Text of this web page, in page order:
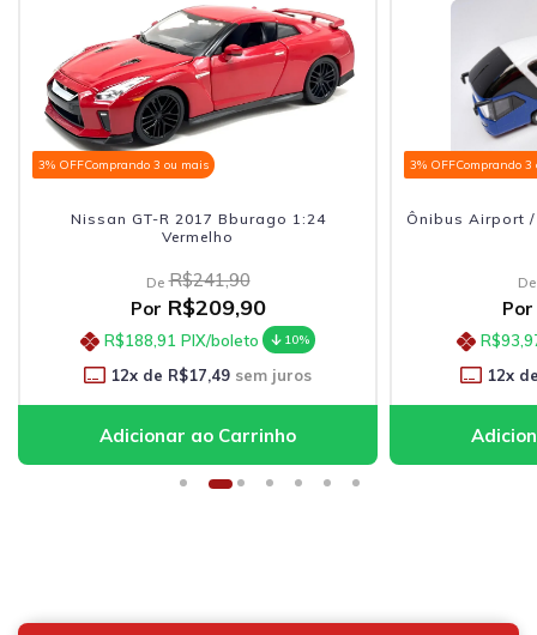
3% OFFComprando 3 ou mais
Nissan GT-R 2017 Bburago 1:24
Vermelho
De R$241,90
Por R$209,90
R$188,91 PIX/boleto 10%
12x de R$17,49 sem juros
3% OFFComprando 3
Ônibus Airport /
De
Por
12x